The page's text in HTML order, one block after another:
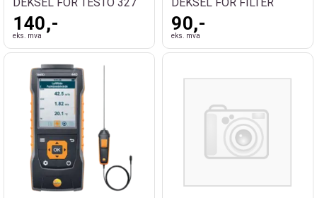
140,-
eks. mva
90,-
eks. mva